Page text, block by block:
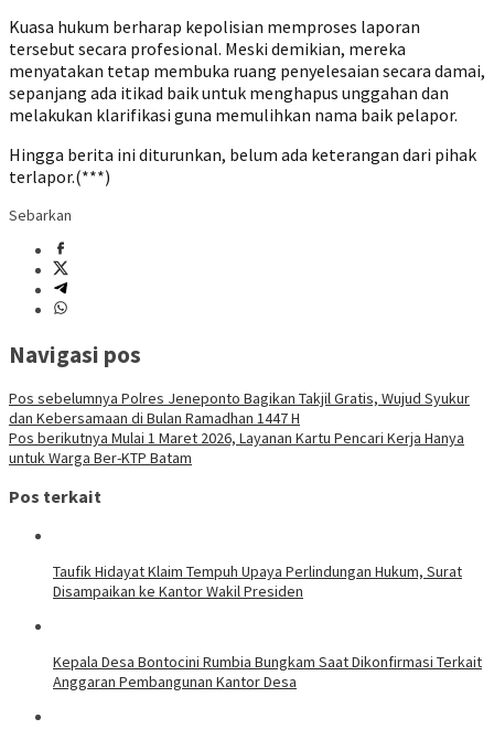
Kuasa hukum berharap kepolisian memproses laporan
tersebut secara profesional. Meski demikian, mereka
menyatakan tetap membuka ruang penyelesaian secara damai,
sepanjang ada itikad baik untuk menghapus unggahan dan
melakukan klarifikasi guna memulihkan nama baik pelapor.
Hingga berita ini diturunkan, belum ada keterangan dari pihak
terlapor.(***)
Sebarkan
Navigasi pos
Pos sebelumnya Polres Jeneponto Bagikan Takjil Gratis, Wujud Syukur
dan Kebersamaan di Bulan Ramadhan 1447 H
Pos berikutnya Mulai 1 Maret 2026, Layanan Kartu Pencari Kerja Hanya
untuk Warga Ber-KTP Batam
Pos terkait
Taufik Hidayat Klaim Tempuh Upaya Perlindungan Hukum, Surat
Disampaikan ke Kantor Wakil Presiden
Kepala Desa Bontocini Rumbia Bungkam Saat Dikonfirmasi Terkait
Anggaran Pembangunan Kantor Desa